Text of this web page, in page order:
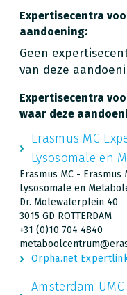
Expertisecentra
aandoening:
Geen
van deze
Expertisecentra
waar deze
Erasmus MC
Lysosomale en
Erasmus MC -
Lysosomale en
Dr. Molewaterplein 40
3015 GD ROTTERDAM
+31 (0)10 704 4840
Orpha.net
Amsterdam